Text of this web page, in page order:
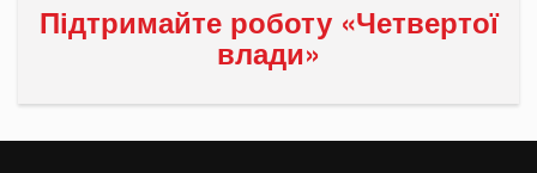
Підтримайте роботу «Четвертої
влади»